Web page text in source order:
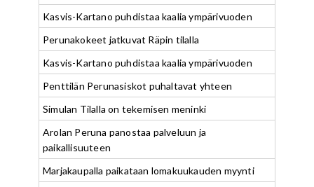
Kasvis-Kartano puhdistaa kaalia ympärivuoden
Perunakokeet jatkuvat Räpin tilalla
Kasvis-Kartano puhdistaa kaalia ympärivuoden
Penttilän Perunasiskot puhaltavat yhteen
Simulan Tilalla on tekemisen meninki
Arolan Peruna panostaa palveluun ja
paikallisuuteen
Marjakaupalla paikataan lomakuukauden myynti